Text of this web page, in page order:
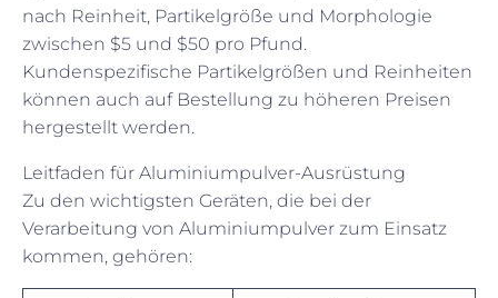
nach Reinheit, Partikelgröße und Morphologie
zwischen $5 und $50 pro Pfund.
Kundenspezifische Partikelgrößen und Reinheiten
können auch auf Bestellung zu höheren Preisen
hergestellt werden.
Leitfaden für Aluminiumpulver-Ausrüstung
Zu den wichtigsten Geräten, die bei der
Verarbeitung von Aluminiumpulver zum Einsatz
kommen, gehören: